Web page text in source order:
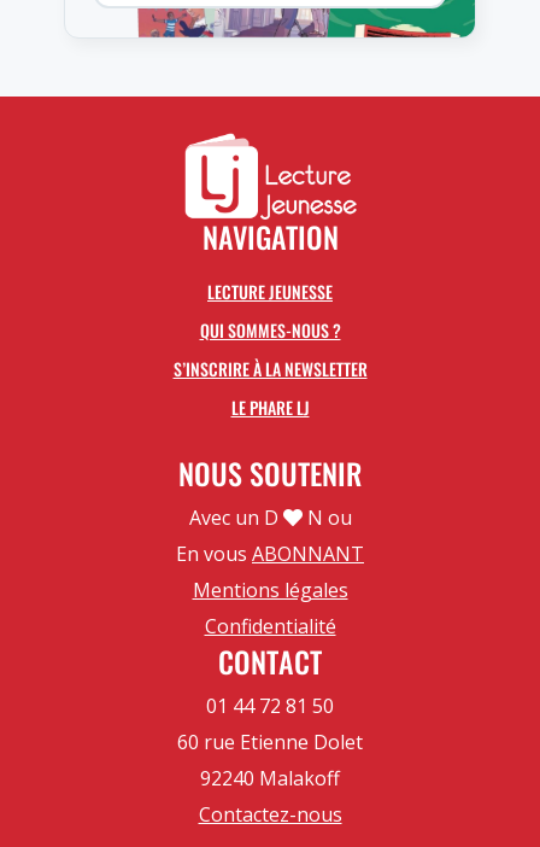
NAVIGATION
LECTURE JEUNESSE
QUI SOMMES-NOUS ?
S’INSCRIRE À LA NEWSLETTER
LE PHARE LJ
NOUS SOUTENIR
Avec un D
N ou
En vous ABONNANT
Mentions légales
Confidentialité
CONTACT
01 44 72 81 50
60 rue Etienne Dolet
92240 Malakoff
Contactez-nous